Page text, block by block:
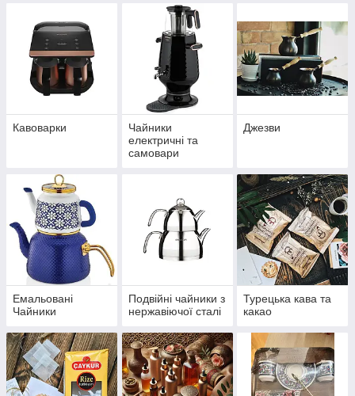
Кавоварки
Чайники
електричні та
самовари
Джезви
Емальовані
Чайники
Подвійні чайники з
нержавіючої сталі
Турецька кава та
какао